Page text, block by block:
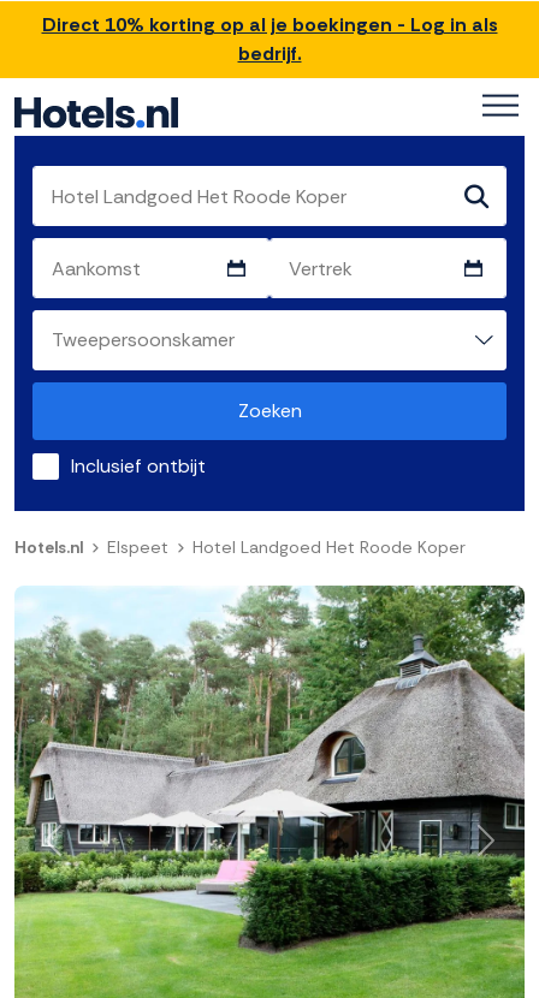
Direct 10% korting op al je boekingen - Log in als
bedrijf.
Zoeken
Inclusief ontbijt
Hotels.nl Elspeet Hotel Landgoed Het Roode Koper